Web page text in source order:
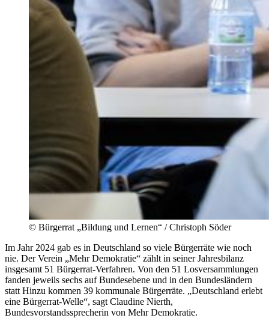
© Bürgerrat „Bildung und Lernen“ / Christoph Söder
Im Jahr 2024 gab es in Deutschland so viele Bürgerräte wie noch
nie. Der Verein „Mehr Demokratie“ zählt in seiner Jahresbilanz
insgesamt 51 Bürgerrat-Verfahren. Von den 51 Losversammlungen
fanden jeweils sechs auf Bundesebene und in den Bundesländern
statt Hinzu kommen 39 kommunale Bürgerräte. „Deutschland erlebt
eine Bürgerrat-Welle“, sagt Claudine Nierth,
Bundesvorstandssprecherin von Mehr Demokratie.